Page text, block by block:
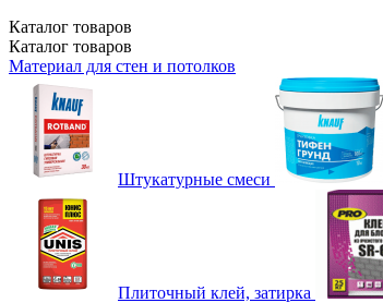
Каталог товаров
Каталог товаров
Материал для стен и потолков
Штукатурные смеси
Плиточный клей, затирка